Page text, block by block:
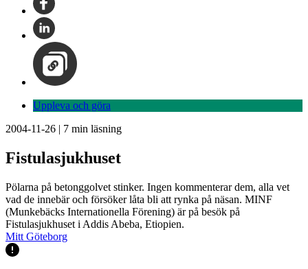
Uppleva och göra
2004-11-26 | 7 min läsning
Fistulasjukhuset
Pölarna på betonggolvet stinker. Ingen kommenterar dem, alla vet
vad de innebär och försöker låta bli att rynka på näsan. MINF
(Munkebäcks Internationella Förening) är på besök på
Fistulasjukhuset i Addis Abeba, Etiopien.
Mitt Göteborg